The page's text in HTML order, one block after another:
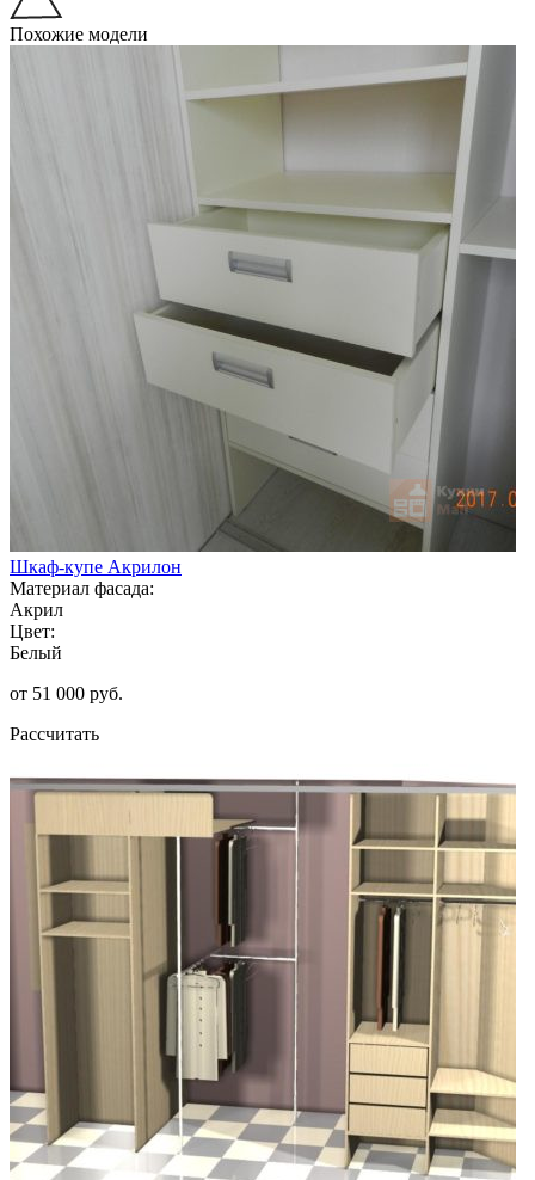
Похожие модели
Шкаф-купе Акрилон
Материал фасада:
Акрил
Цвет:
Белый
от 51 000 руб.
Рассчитать